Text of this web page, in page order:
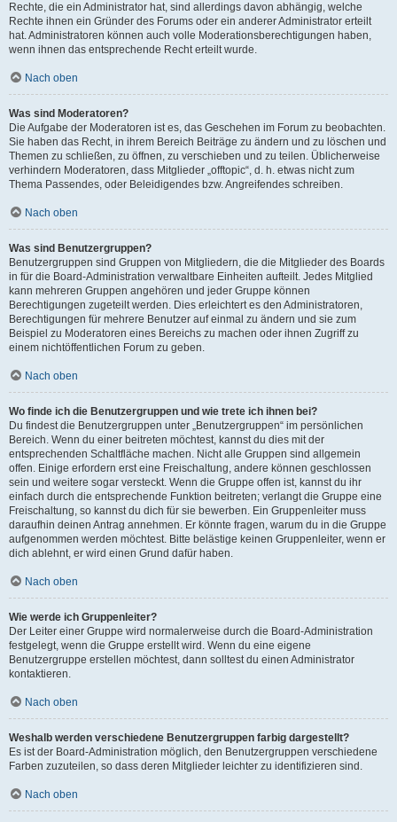
Rechte, die ein Administrator hat, sind allerdings davon abhängig, welche
Rechte ihnen ein Gründer des Forums oder ein anderer Administrator erteilt
hat. Administratoren können auch volle Moderationsberechtigungen haben,
wenn ihnen das entsprechende Recht erteilt wurde.
Nach oben
Was sind Moderatoren?
Die Aufgabe der Moderatoren ist es, das Geschehen im Forum zu beobachten.
Sie haben das Recht, in ihrem Bereich Beiträge zu ändern und zu löschen und
Themen zu schließen, zu öffnen, zu verschieben und zu teilen. Üblicherweise
verhindern Moderatoren, dass Mitglieder „offtopic“, d. h. etwas nicht zum
Thema Passendes, oder Beleidigendes bzw. Angreifendes schreiben.
Nach oben
Was sind Benutzergruppen?
Benutzergruppen sind Gruppen von Mitgliedern, die die Mitglieder des Boards
in für die Board-Administration verwaltbare Einheiten aufteilt. Jedes Mitglied
kann mehreren Gruppen angehören und jeder Gruppe können
Berechtigungen zugeteilt werden. Dies erleichtert es den Administratoren,
Berechtigungen für mehrere Benutzer auf einmal zu ändern und sie zum
Beispiel zu Moderatoren eines Bereichs zu machen oder ihnen Zugriff zu
einem nichtöffentlichen Forum zu geben.
Nach oben
Wo finde ich die Benutzergruppen und wie trete ich ihnen bei?
Du findest die Benutzergruppen unter „Benutzergruppen“ im persönlichen
Bereich. Wenn du einer beitreten möchtest, kannst du dies mit der
entsprechenden Schaltfläche machen. Nicht alle Gruppen sind allgemein
offen. Einige erfordern erst eine Freischaltung, andere können geschlossen
sein und weitere sogar versteckt. Wenn die Gruppe offen ist, kannst du ihr
einfach durch die entsprechende Funktion beitreten; verlangt die Gruppe eine
Freischaltung, so kannst du dich für sie bewerben. Ein Gruppenleiter muss
daraufhin deinen Antrag annehmen. Er könnte fragen, warum du in die Gruppe
aufgenommen werden möchtest. Bitte belästige keinen Gruppenleiter, wenn er
dich ablehnt, er wird einen Grund dafür haben.
Nach oben
Wie werde ich Gruppenleiter?
Der Leiter einer Gruppe wird normalerweise durch die Board-Administration
festgelegt, wenn die Gruppe erstellt wird. Wenn du eine eigene
Benutzergruppe erstellen möchtest, dann solltest du einen Administrator
kontaktieren.
Nach oben
Weshalb werden verschiedene Benutzergruppen farbig dargestellt?
Es ist der Board-Administration möglich, den Benutzergruppen verschiedene
Farben zuzuteilen, so dass deren Mitglieder leichter zu identifizieren sind.
Nach oben